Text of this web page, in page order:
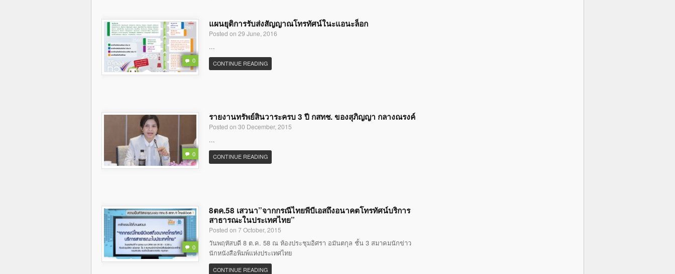
0
แผนยุติการรับส่งสัญญาณโทรทัศน์ในะแอนะล็อก
Posted on 29 June, 2016
...
CONTINUE READING
0
รายงานทรัพย์สินวาระครบ 3 ปี กสทช. ของสุภิญญา กลางณรงค์
Posted on 30 December, 2015
...
CONTINUE READING
0
8ตค.58 เสวนา”จากกรณีไทยพีบีเอสถึงอนาคตโทรทัศน์บริการ
สาธารณะในประเทศไทย”
Posted on 7 October, 2015
วันพฤหัสบดี 8 ต.ค. 58 ณ ห้องประชุมอิศรา อมันตกุล ชั้น 3 สมาคมนักข่าว
นักหนังสือพิมพ์แห่งประเทศไทย
CONTINUE READING